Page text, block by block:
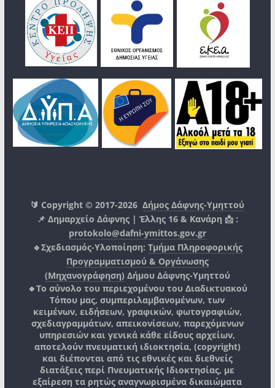
🔰 Copyright © 2017-2026Δήμος Δάφνης-Υμηττού
📌 Δημαρχείο Δάφνης | Έλλης 16 & Κανάρη 📩 :
protokolo@dafni-ymittos.gov.gr
🔹Σχεδιασμός-Υλοποίηση: Τμήμα Πληροφορικής
Προγραμματισμού & Οργάνωσης
(Μηχανογράφηση) Δήμου Δάφνης-Υμηττού
🔸Το σύνολο του περιεχομένου του Διαδικτυακού
Τόπου μας, συμπεριλαμβανομένων, των
κειμένων, ειδήσεων, γραφικών, φωτογραφιών,
σχεδιαγραμμάτων, απεικονίσεων, παρεχόμενων
υπηρεσιών και γενικά κάθε είδους αρχείων,
αποτελούν πνευματική ιδιοκτησία, (copyright)
και διέπονται από τις εθνικές και διεθνείς
διατάξεις περί Πνευματικής Ιδιοκτησίας, με
εξαίρεση τα ρητώς αναγνωρισμένα δικαιώματα